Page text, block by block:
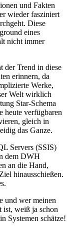
und Fakten
wieder fasziniert
Diese
eines
nicht immer
der Trend in diese
erinnern, da
Werke,
Welt wirklich
Star-Schema
heute verfügbaren
gleich in
das Ganze.
Servers (SSIS)
dem DWH
an die Hand,
hinausschießen.
und wer meinen
ist, weiß ja schon
Systemen schätze!